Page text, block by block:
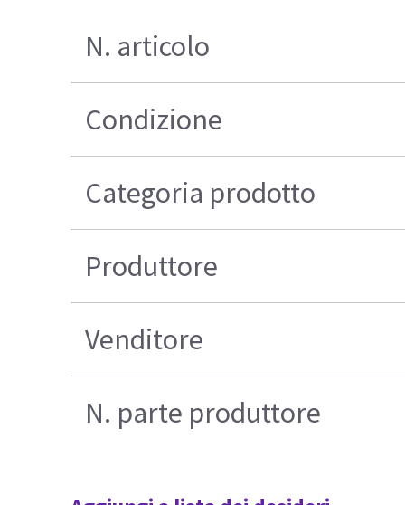
N. articolo
Condizione
Categoria prodotto
Produttore
Venditore
N. parte produttore